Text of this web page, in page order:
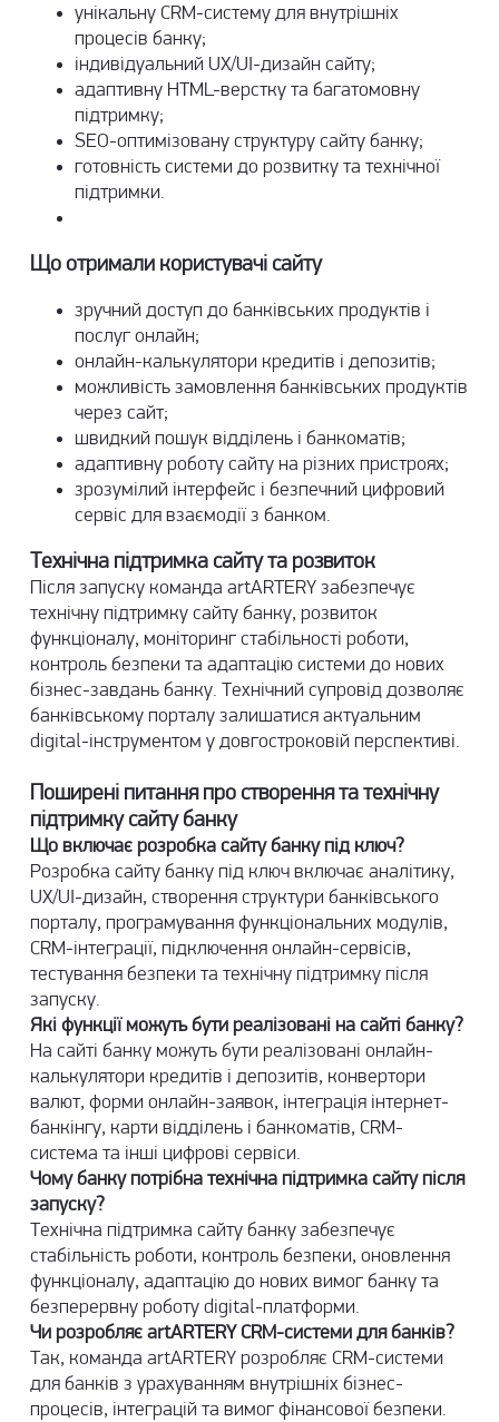
унікальну CRM-систему для внутрішніх
процесів банку;
індивідуальний UX/UI-дизайн сайту;
адаптивну HTML-верстку та багатомовну
підтримку;
SEO-оптимізовану структуру сайту банку;
готовність системи до розвитку та технічної
підтримки.
Що отримали користувачі сайту
зручний доступ до банківських продуктів і
послуг онлайн;
онлайн-калькулятори кредитів і депозитів;
можливість замовлення банківських продуктів
через сайт;
швидкий пошук відділень і банкоматів;
адаптивну роботу сайту на різних пристроях;
зрозумілий інтерфейс і безпечний цифровий
сервіс для взаємодії з банком.
Технічна підтримка сайтута розвиток
Після запуску команда artARTERY забезпечує
технічну підтримку сайту банку, розвиток
функціоналу, моніторинг стабільності роботи,
контроль безпеки та адаптацію системи до нових
бізнес-завдань банку. Технічний супровід дозволяє
банківському порталу залишатися актуальним
digital-інструментом у довгостроковій перспективі.
Поширені питання про створення та технічну
підтримку сайту банку
Що включає розробка сайту банку під ключ?
Розробка сайту банку під ключ включає аналітику,
UX/UI-дизайн, створення структури банківського
порталу, програмування функціональних модулів,
CRM-інтеграції, підключення онлайн-сервісів,
тестування безпеки та технічну підтримку після
запуску.
Які функції можуть бути реалізовані на сайті банку?
На сайті банку можуть бути реалізовані онлайн-
калькулятори кредитів і депозитів, конвертори
валют, форми онлайн-заявок, інтеграція інтернет-
банкінгу, карти відділень і банкоматів, CRM-
система та інші цифрові сервіси.
Чому банку потрібна технічна підтримка сайту після
запуску?
Технічна підтримка сайту банку забезпечує
стабільність роботи, контроль безпеки, оновлення
функціоналу, адаптацію до нових вимог банку та
безперервну роботу digital-платформи.
Чи розробляє artARTERY CRM-системи для банків?
Так, команда artARTERY розробляє CRM-системи
для банків з урахуванням внутрішніх бізнес-
процесів, інтеграцій та вимог фінансової безпеки.